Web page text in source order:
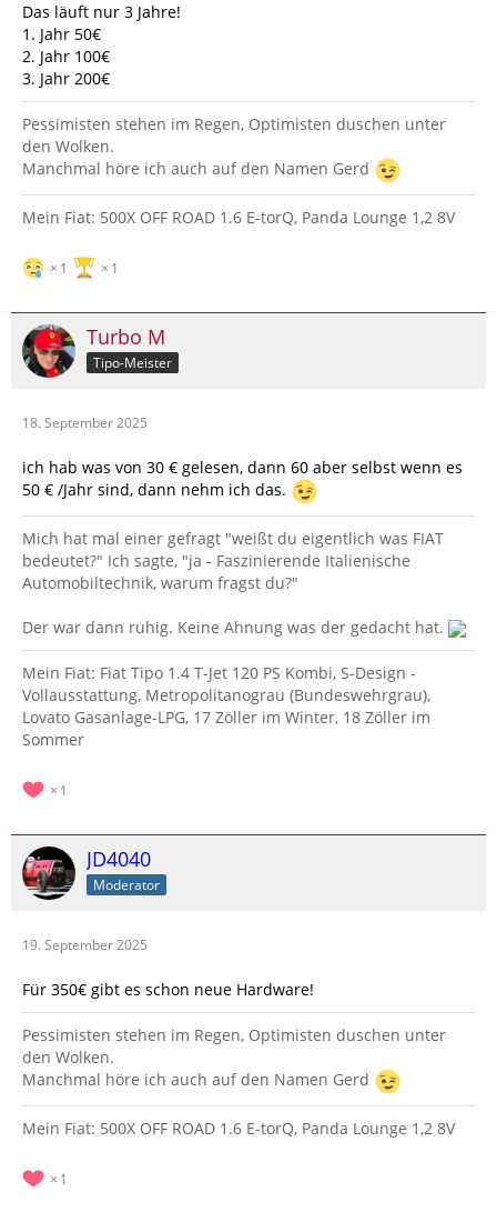
Das läuft nur 3 Jahre!
1. Jahr 50€
2. Jahr 100€
3. Jahr 200€
Pessimisten stehen im Regen, Optimisten duschen unter
den Wolken.
Manchmal höre ich auch auf den Namen Gerd
Mein Fiat: 500X OFF ROAD 1.6 E-torQ, Panda Lounge 1,2 8V
1 1
Turbo M
Tipo-Meister
18. September 2025
ich hab was von 30 € gelesen, dann 60 aber selbst wenn es
50 € /Jahr sind, dann nehm ich das.
Mich hat mal einer gefragt "weißt du eigentlich was FIAT
bedeutet?" Ich sagte, "ja - Faszinierende Italienische
Automobiltechnik, warum fragst du?"
Der war dann ruhig. Keine Ahnung was der gedacht hat.
Mein Fiat: Fiat Tipo 1.4 T-Jet 120 PS Kombi, S-Design -
Vollausstattung, Metropolitanograu (Bundeswehrgrau),
Lovato Gasanlage-LPG, 17 Zöller im Winter, 18 Zöller im
Sommer
1
JD4040
Moderator
19. September 2025
Für 350€ gibt es schon neue Hardware!
Pessimisten stehen im Regen, Optimisten duschen unter
den Wolken.
Manchmal höre ich auch auf den Namen Gerd
Mein Fiat: 500X OFF ROAD 1.6 E-torQ, Panda Lounge 1,2 8V
1